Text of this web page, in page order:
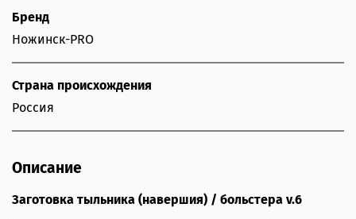
Бренд
Ножинск-PRO
Страна происхождения
Россия
Описание
Заготовка тыльника (навершия) / больстера v.6